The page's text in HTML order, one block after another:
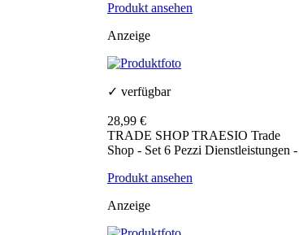
Produkt ansehen
Anzeige
✓ verfügbar
28,99 €
TRADE SHOP TRAESIO Trade
Shop - Set 6 Pezzi Dienstleistungen -
Produkt ansehen
Anzeige